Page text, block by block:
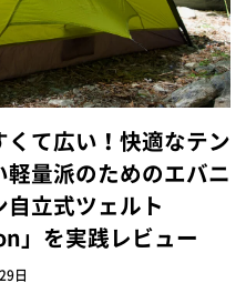
て広い！快適なテン
軽量派のためのエバニ
立式ツェルト
」を実践レビュー
日